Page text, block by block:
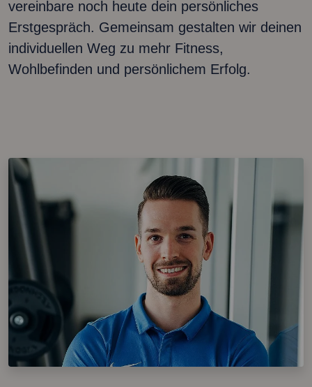
vereinbare noch heute dein persönliches
Erstgespräch. Gemeinsam gestalten wir deinen
individuellen Weg zu mehr Fitness,
Wohlbefinden und persönlichem Erfolg.